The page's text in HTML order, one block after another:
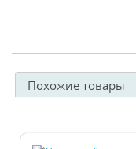
Похожие товары